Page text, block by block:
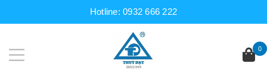
Hotline:0932 666 222
0